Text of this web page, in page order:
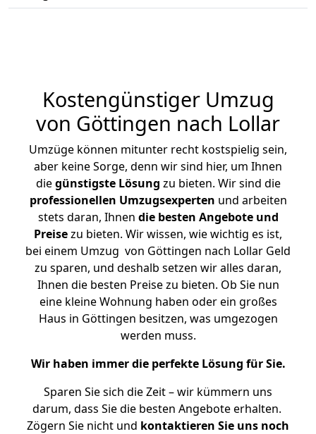
Kostengünstiger Umzug
von Göttingen nach Lollar
Umzüge können mitunter recht kostspielig sein,
aber keine Sorge, denn wir sind hier, um Ihnen
diegünstigste Lösung zu bieten. Wir sind die
professionellen Umzugsexperten und arbeiten
stets daran, Ihnen die besten Angebote und
Preisezu bieten. Wir wissen, wie wichtig es ist,
bei einem Umzug von Göttingen nach Lollar Geld
zu sparen, und deshalb setzen wir alles daran,
Ihnen die besten Preise zu bieten. Ob Sie nun
eine kleine Wohnung haben oder ein großes
Haus in Göttingen besitzen, was umgezogen
werden muss.
Wir haben immer die perfekte Lösung für Sie.
Sparen Sie sich die Zeit – wir kümmern uns
darum, dass Sie die besten Angebote erhalten.
Zögern Sie nicht und kontaktieren Sie uns noch